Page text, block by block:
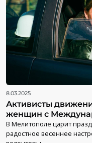
8.03.2025
Активисты
женщин с
В Мелитополе царит
радостное весеннее